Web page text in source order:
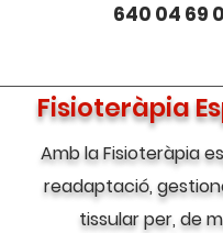
640 04 69
Fisioteràpia
Amb la Fisioteràpia
readaptació,
tissular per, de